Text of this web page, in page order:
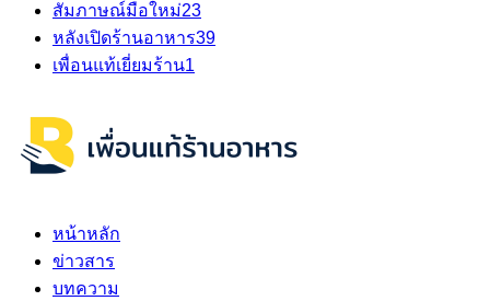
สัมภาษณ์มือใหม่23
หลังเปิดร้านอาหาร39
เพื่อนแท้เยี่ยมร้าน1
หน้าหลัก
ข่าวสาร
บทความ